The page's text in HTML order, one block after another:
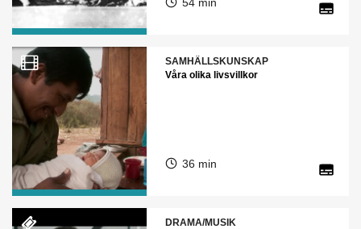
SAMHÄLLSKUNSKAP
Våra olika livsvillkor
36 min
DRAMA/MUSIK